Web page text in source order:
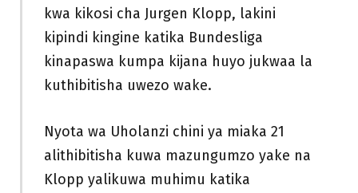
kwa kikosi cha Jurgen Klopp, lakini
kipindi kingine katika Bundesliga
kinapaswa kumpa kijana huyo jukwaa la
kuthibitisha uwezo wake.
Nyota wa Uholanzi chini ya miaka 21
alithibitisha kuwa mazungumzo yake na
Klopp yalikuwa muhimu katika